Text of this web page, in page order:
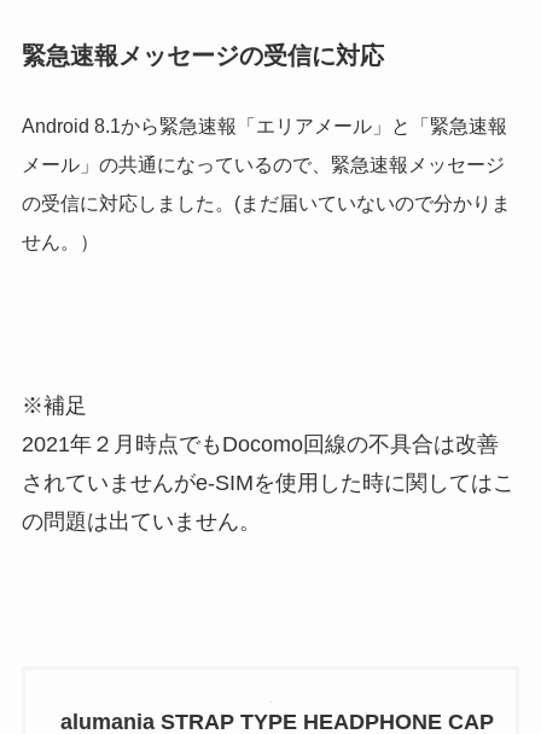
緊急速報メッセージの受信に対応
Android 8.1から緊急速報「エリアメール」と「緊急速報
メール」の共通になっているので、 緊急速報メッセージ
の受信に対応しました。(まだ届いていないので分かりま
せん。）
※補足
2021年２月時点でもDocomo回線の不具合は改善
されていませんがe-SIMを使用した時に関してはこ
の問題は出ていません。
alumania STRAP TYPE HEADPHONE CAP